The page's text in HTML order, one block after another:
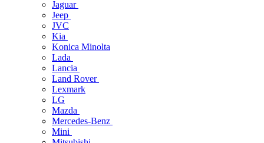
Jaguar
Jeep
JVC
Kia
Konica Minolta
Lada
Lancia
Land Rover
Lexmark
LG
Mazda
Mercedes-Benz
Mini